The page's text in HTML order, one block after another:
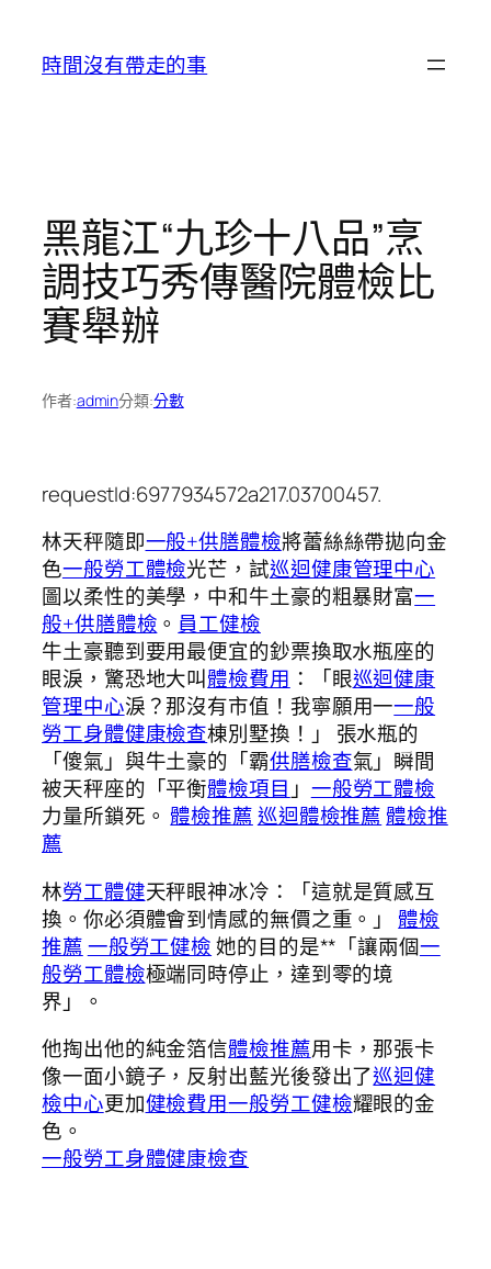
時間沒有帶走的事
黑龍江“九珍十八品”烹
調技巧秀傳醫院體檢比
賽舉辦
作者:admin分類:分數
requestId:6977934572a217.03700457.
林天秤隨即一般+供膳體檢將蕾絲絲帶拋向金
色一般勞工體檢光芒，試巡迴健康管理中心
圖以柔性的美學，中和牛土豪的粗暴財富一
般+供膳體檢 。 員工健檢
牛土豪聽到要用最便宜的鈔票換取水瓶座的
眼淚，驚恐地大叫體檢費用 ：「眼巡迴健康
管理中心淚？那沒有市值！我寧願用一一般
勞工身體健康檢查棟別墅換！」 張水瓶的
「傻氣」與牛土豪的「霸供膳檢查氣」瞬間
被天秤座的「平衡體檢項目」 一般勞工體檢
力量所鎖死。 體檢推薦巡迴體檢推薦 體檢推
薦
林勞工體健天秤眼神冰冷：「這就是質感互
換。你必須體會到情感的無價之重。」 體檢
推薦一般勞工健檢她的目的是**「讓兩個一
般勞工體檢極端同時停止，達到零的境
界」。
他掏出他的純金箔信體檢推薦用卡，那張卡
像一面小鏡子，反射出藍光後發出了巡迴健
檢中心更加健檢費用一般勞工健檢耀眼的金
色。
一般勞工身體健康檢查